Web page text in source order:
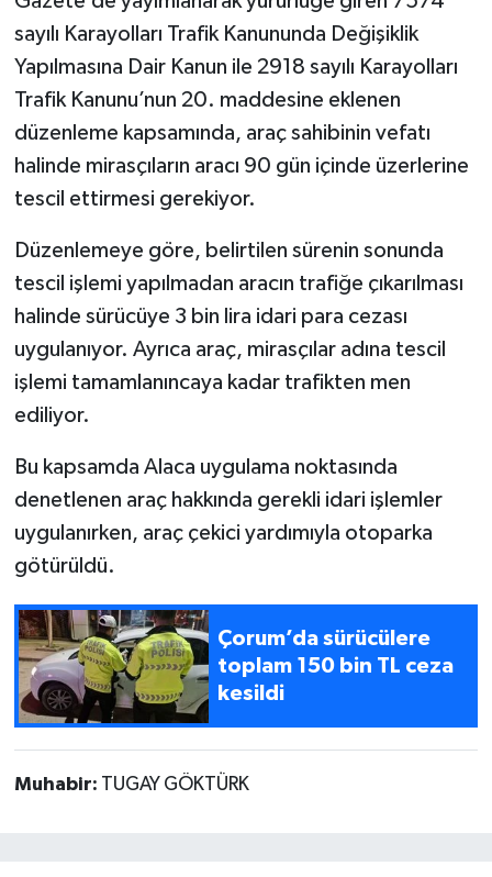
sayılı Karayolları Trafik Kanununda Değişiklik
Yapılmasına Dair Kanun ile 2918 sayılı Karayolları
Trafik Kanunu’nun 20. maddesine eklenen
düzenleme kapsamında, araç sahibinin vefatı
halinde mirasçıların aracı 90 gün içinde üzerlerine
tescil ettirmesi gerekiyor.
Düzenlemeye göre, belirtilen sürenin sonunda
tescil işlemi yapılmadan aracın trafiğe çıkarılması
halinde sürücüye 3 bin lira idari para cezası
uygulanıyor. Ayrıca araç, mirasçılar adına tescil
işlemi tamamlanıncaya kadar trafikten men
ediliyor.
Bu kapsamda Alaca uygulama noktasında
denetlenen araç hakkında gerekli idari işlemler
uygulanırken, araç çekici yardımıyla otoparka
götürüldü.
Çorum’da sürücülere
toplam 150 bin TL ceza
kesildi
Muhabir: TUGAY GÖKTÜRK